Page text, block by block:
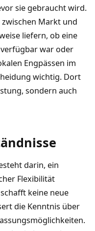
sie gebraucht wird.
Markt und
liefern, ob eine
war oder
Engpässen im
wichtig. Dort
sondern auch
darin, ein
Flexibilität
keine neue
die Kenntnis über